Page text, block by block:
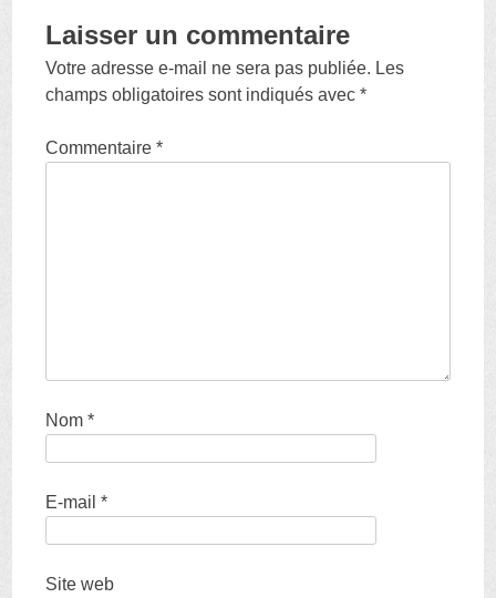
Laisser un commentaire
Votre adresse e-mail ne sera pas publiée. Les
champs obligatoires sont indiqués avec*
Commentaire*
Nom*
E-mail*
Site web